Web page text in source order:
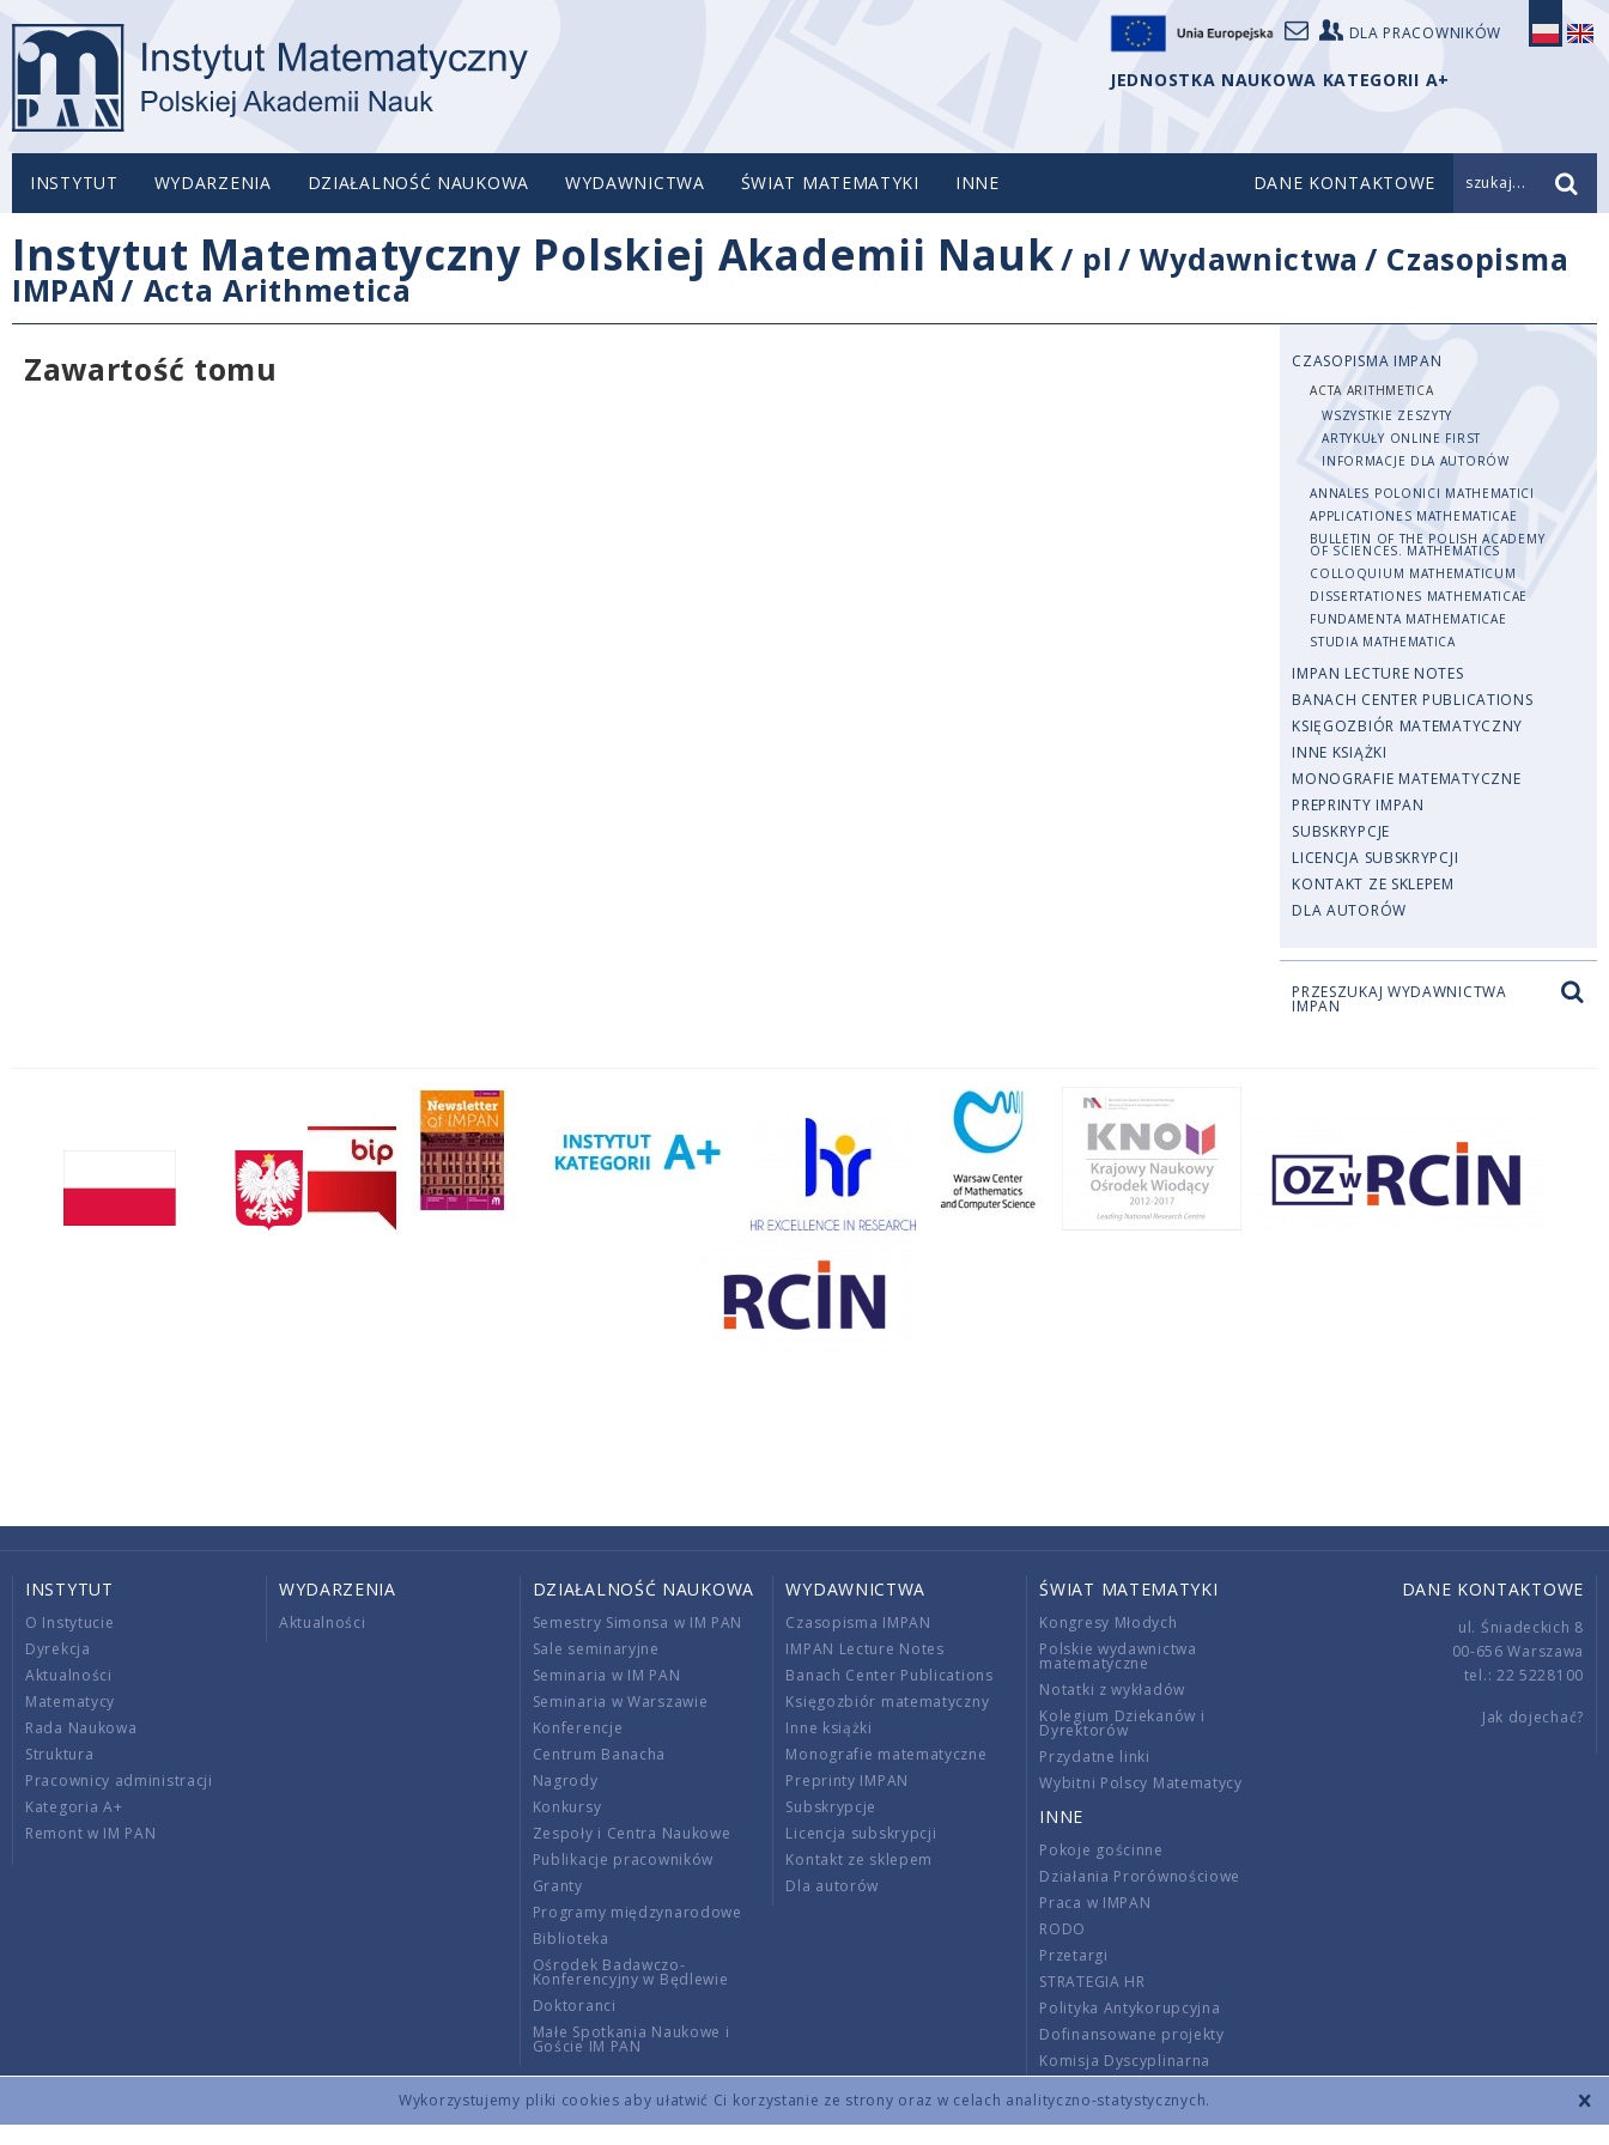
Wykorzystujemy pliki cookies aby ułatwić Ci korzystanie ze strony oraz w celach analityczno-statystycznych.
DLA PRACOWNIKÓW
JEDNOSTKA NAUKOWA KATEGORII A+
INSTYTUT WYDARZENIA DZIAŁALNOŚĆ NAUKOWA WYDAWNICTWA ŚWIAT MATEMATYKI INNE DANE KONTAKTOWE szukaj...
Instytut Matematyczny Polskiej Akademii Nauk/ pl /Wydawnictwa / Czasopisma
IMPAN / Acta Arithmetica
Zawartość tomu
CZASOPISMA IMPAN
ACTA ARITHMETICA
WSZYSTKIE ZESZYTY
ARTYKUŁY ONLINE FIRST
INFORMACJE DLA AUTORÓW
ANNALES POLONICI MATHEMATICI
APPLICATIONES MATHEMATICAE
BULLETIN OF THE POLISH ACADEMY
OF SCIENCES. MATHEMATICS
COLLOQUIUM MATHEMATICUM
DISSERTATIONES MATHEMATICAE
FUNDAMENTA MATHEMATICAE
STUDIA MATHEMATICA
IMPAN LECTURE NOTES
BANACH CENTER PUBLICATIONS
KSIĘGOZBIÓR MATEMATYCZNY
INNE KSIĄŻKI
MONOGRAFIE MATEMATYCZNE
PREPRINTY IMPAN
SUBSKRYPCJE
LICENCJA SUBSKRYPCJI
KONTAKT ZE SKLEPEM
DLA AUTORÓW
PRZESZUKAJ WYDAWNICTWA
IMPAN
INSTYTUT
O Instytucie
Dyrekcja
Aktualności
Matematycy
Rada Naukowa
Struktura
Pracownicy administracji
Kategoria A+
Remont w IM PAN
WYDARZENIA
Aktualności
DZIAŁALNOŚĆ NAUKOWA
Semestry Simonsa w IM PAN
Sale seminaryjne
Seminaria w IM PAN
Seminaria w Warszawie
Konferencje
Centrum Banacha
Nagrody
Konkursy
Zespoły i Centra Naukowe
Publikacje pracowników
Granty
Programy międzynarodowe
Biblioteka
Ośrodek Badawczo-
Konferencyjny w Będlewie
Doktoranci
Małe Spotkania Naukowe i
Goście IM PAN
WYDAWNICTWA
Czasopisma IMPAN
IMPAN Lecture Notes
Banach Center Publications
Księgozbiór matematyczny
Inne książki
Monografie matematyczne
Preprinty IMPAN
Subskrypcje
Licencja subskrypcji
Kontakt ze sklepem
Dla autorów
ŚWIAT MATEMATYKI
Kongresy Młodych
Polskie wydawnictwa
matematyczne
Notatki z wykładów
Kolegium Dziekanów i
Dyrektorów
Przydatne linki
Wybitni Polscy Matematycy
INNE
Pokoje gościnne
Działania Prorównościowe
Praca w IMPAN
RODO
Przetargi
STRATEGIA HR
Polityka Antykorupcyjna
Dofinansowane projekty
Komisja Dyscyplinarna
Wnoszenie opłat
DANE KONTAKTOWE
ul. Śniadeckich 8
00-656 Warszawa
tel.: 22 5228100
Jak dojechać?